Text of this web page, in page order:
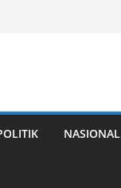
NASIONAL